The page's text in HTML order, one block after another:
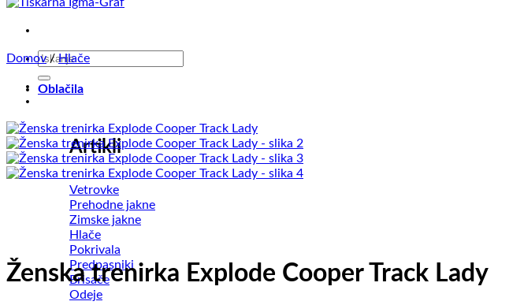
Išči:
Oblačila
Artikli
Vetrovke
Prehodne jakne
Zimske jakne
Hlače
Pokrivala
Predpasniki
Brisače
Odeje
Domov / Hlače
Ženska trenirka Explode Cooper Track Lady